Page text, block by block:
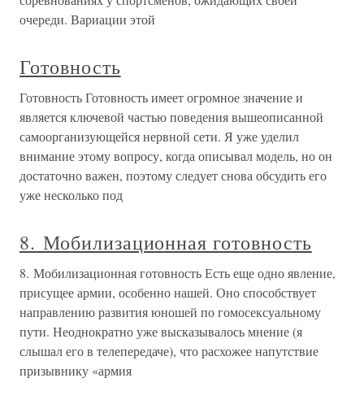
очереди. Вариации этой
Готовность
Готовность Готовность имеет огромное значение и
является ключевой частью поведения вышеописанной
самоорганизующейся нервной сети. Я уже уделил
внимание этому вопросу, когда описывал модель, но он
достаточно важен, поэтому следует снова обсудить его
уже несколько под
8. Мобилизационная готовность
8. Мобилизационная готовность Есть еще одно явление,
присущее армии, особенно нашей. Оно способствует
направлению развития юношей по гомосексуальному
пути. Неоднократно уже высказывалось мнение (я
слышал его в телепередаче), что расхожее напутствие
призывнику «армия